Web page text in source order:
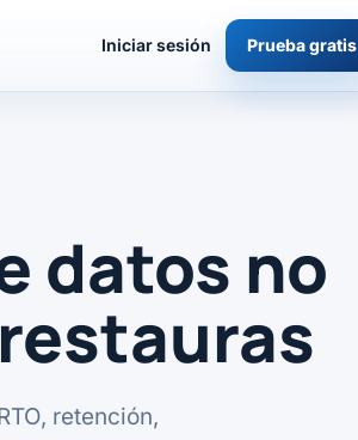
Iniciar sesión Prueba gratis
datos no
retención,